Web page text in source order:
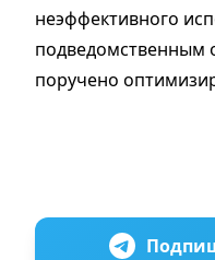
неэффективного
подведомственным
поручено